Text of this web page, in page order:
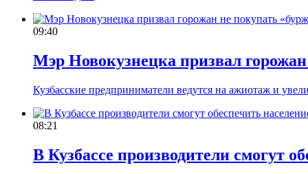
09:40
Мэр Новокузнецка призвал
Кузбасские предприниматели ведутся на ажиотаж и
08:21
В Кузбассе производители смогут